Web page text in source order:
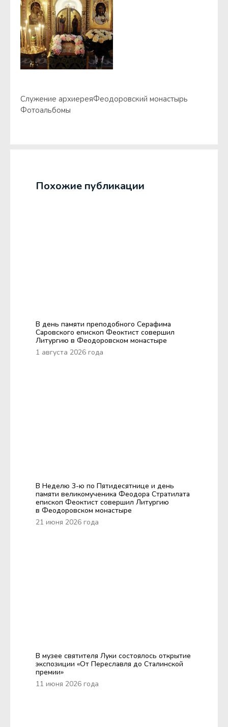
Служение архиереяФеодоровский монастырь
Фотоальбомы
Похожие публикации
В день памяти преподобного Серафима
Саровского епископ Феоктист совершил
Литургию в Феодоровском монастыре
1 августа 2026 года
В Неделю 3-ю по Пятидесятнице и день
памяти великомученика Феодора Стратилата
епископ Феоктист совершил Литургию
в Феодоровском монастыре
21 июня 2026 года
В музее святителя Луки состоялось открытие
экспозиции «От Переславля до Сталинской
премии»
11 июня 2026 года